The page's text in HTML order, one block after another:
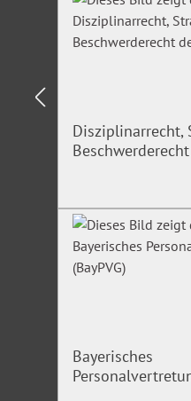
Disziplinarrecht,
Bayerisches